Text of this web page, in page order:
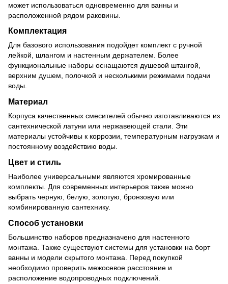
может использоваться одновременно для ванны и
расположенной рядом раковины.
Комплектация
Для базового использования подойдет комплект с ручной
лейкой, шлангом и настенным держателем. Более
функциональные наборы оснащаются душевой штангой,
верхним душем, полочкой и несколькими режимами подачи
воды.
Материал
Корпуса качественных смесителей обычно изготавливаются из
сантехнической латуни или нержавеющей стали. Эти
материалы устойчивы к коррозии, температурным нагрузкам и
постоянному воздействию воды.
Цвет и стиль
Наиболее универсальными являются хромированные
комплекты. Для современных интерьеров также можно
выбрать черную, белую, золотую, бронзовую или
комбинированную сантехнику.
Способ установки
Большинство наборов предназначено для настенного
монтажа. Также существуют системы для установки на борт
ванны и модели скрытого монтажа. Перед покупкой
необходимо проверить межосевое расстояние и
расположение водопроводных подключений.